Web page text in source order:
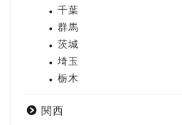
千葉
群馬
茨城
埼玉
栃木
関西